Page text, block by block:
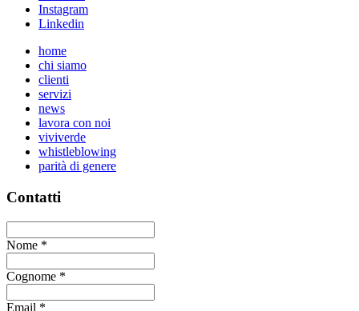
Instagram
Linkedin
home
chi siamo
clienti
servizi
news
lavora con noi
viviverde
whistleblowing
parità di genere
Contatti
Nome *
Cognome *
Email *